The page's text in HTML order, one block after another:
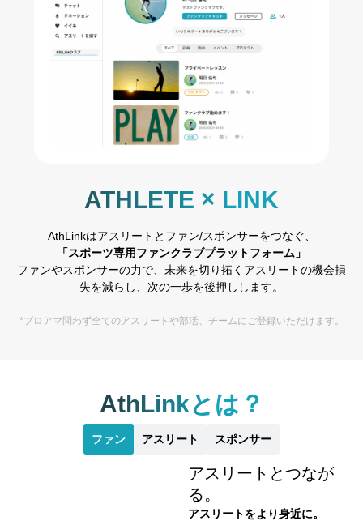
ATHLETE × LINK
AthLinkはアスリートとファン/スポンサーをつなぐ、
「スポーツ専用ファンクラブプラットフォーム」
ファンやスポンサーの力で、未来を切り拓くアスリートの機会損
失を減らし、次の一歩を後押しします。
*プロアマ問わず全てのアスリートや部活、チームにご登録いただけます。
AthLinkとは？
ファン アスリート スポンサー
アスリートをより身近に。
アスリートとつなが
る。